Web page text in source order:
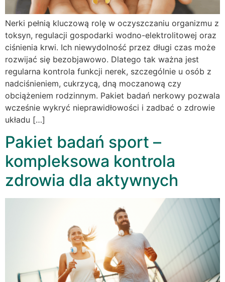
Nerki pełnią kluczową rolę w oczyszczaniu organizmu z
toksyn, regulacji gospodarki wodno-elektrolitowej oraz
ciśnienia krwi. Ich niewydolność przez długi czas może
rozwijać się bezobjawowo. Dlatego tak ważna jest
regularna kontrola funkcji nerek, szczególnie u osób z
nadciśnieniem, cukrzycą, dną moczanową czy
obciążeniem rodzinnym. Pakiet badań nerkowy pozwala
wcześnie wykryć nieprawidłowości i zadbać o zdrowie
układu […]
Pakiet badań sport –
kompleksowa kontrola
zdrowia dla aktywnych